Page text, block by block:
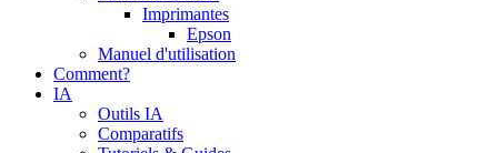
Imprimantes
Epson
Manuel d'utilisation
Comment?
IA
Outils IA
Comparatifs